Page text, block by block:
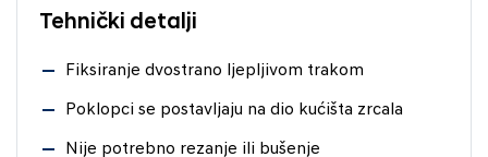
Tehnički detalji
Fiksiranje dvostrano ljepljivom trakom
Poklopci se postavljaju na dio kućišta zrcala
Nije potrebno rezanje ili bušenje